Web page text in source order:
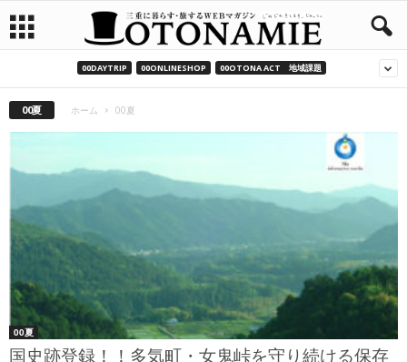
00DAYTRIP 00ONLINESHOP 00OTONA ACT 地域課題
00夏 ホーム 00夏
00夏